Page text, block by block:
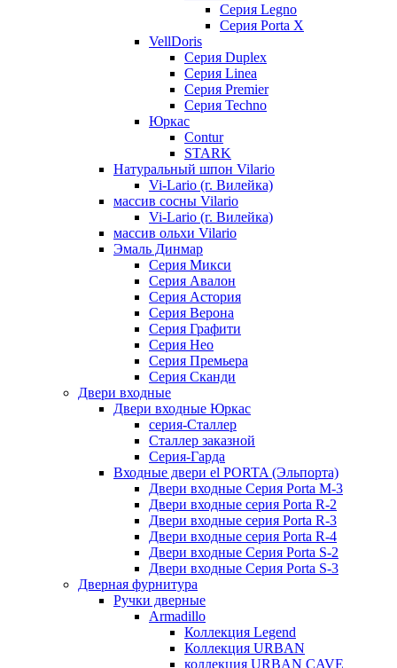
Серия Legno
Серия Porta X
VellDoris
Серия Duplex
Серия Linea
Серия Premier
Серия Techno
Юркас
Contur
STARK
Натуральный шпон Vilario
Vi-Lario (г. Вилейка)
массив сосны Vilario
Vi-Lario (г. Вилейка)
массив ольхи Vilario
Эмаль Динмар
Серия Микси
Серия Авалон
Серия Астория
Серия Верона
Серия Графити
Серия Нео
Серия Премьера
Серия Сканди
Двери входные
Двери входные Юркас
серия-Сталлер
Сталлер заказной
Серия-Гарда
Входные двери el PORTA (Эльпорта)
Двери входные Серия Porta M-3
Двери входные серия Porta R-2
Двери входные серия Porta R-3
Двери входные серия Porta R-4
Двери входные Серия Porta S-2
Двери входные Серия Porta S-3
Дверная фурнитура
Ручки дверные
Armadillo
Коллекция Legend
Коллекция URBAN
коллекция URBAN CAVE